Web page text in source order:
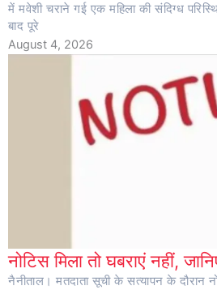
में मवेशी चराने गई एक महिला की संदिग्ध
बाद पूरे
August 4, 2026
नोटिस मिला तो घबराएं नहीं,
नैनीताल। मतदाता सूची के सत्यापन के दौरान